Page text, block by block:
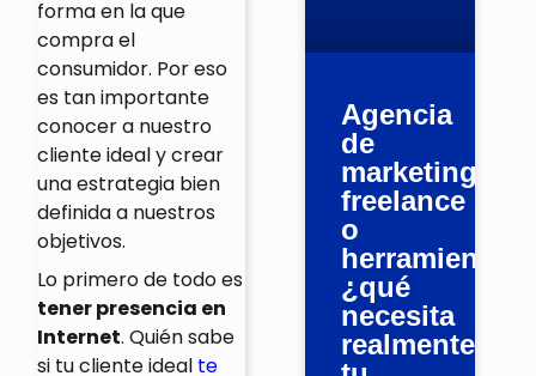
forma en la que
compra el
consumidor. Por eso
es tan importante
conocer a nuestro
cliente ideal y crear
una estrategia bien
definida a nuestros
objetivos.
Lo primero de todo es
tener presencia en
Internet. Quién sabe
si tu cliente ideal te
Agencia
de
marketing,
freelance
o
herramienta:
¿qué
necesita
realmente